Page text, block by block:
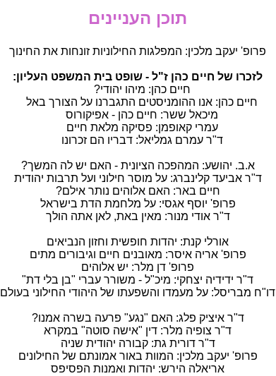
תוכן העניינים
פרופ' יעקב מלכין: המפלגות החילוניות זונחות את החינוך
לזכרו של חיים כהן ז"ל - שופט בית המשפט העליון:
חיים כהן: מיהו יהודי?
חיים כהן: אנו ההומניסטים התגברנו על הצורך באל
מיכאל ששר: חיים כהן - אפיקורוס
עמרי קאופמן: פסיקה מלאת חיים
ד"ר עמרם גמליאל: דבריו הם זכרונו
א.ב. יהושע: המהפכה הציונית - האם יש לה המשך?
ד"ר אביעד קלינברג: על מוסר חילוני ועל תרבות יהודית
חיים באר: האם אלוהים נותר אילם?
פרופ' יוסף אגסי: על מלחמת הדת בישראל
ד"ר אודי מנור: מאין באת, לאן אתה הולך
אורלי קנת: יהדות חופשית וחזון הנביאים
פרופ' אריה איסר: מאובנים חיים וגיבורים מתים
פרופ' דן מלר: יש אלוהים
ד"ר ידידיה יצחקי: מיכ"ל - משורר עברי "בן בלי דת"
דו"ח מבריסל: על מעמדו והשפעתו של היהודי החילוני בעולם
ד"ר איציק פלג: האם "נגע" פרעה בשרה אמנו?
ד"ר צופיה מלר: דין "אישה סוטה" במקרא
ד"ר דורית גת: קבורה יהודית שניה
פרופ' יעקב מלכין: המוות באור אמונתם של החילונים
אריאלה הירש: יהדות ואמנות הפסיפס